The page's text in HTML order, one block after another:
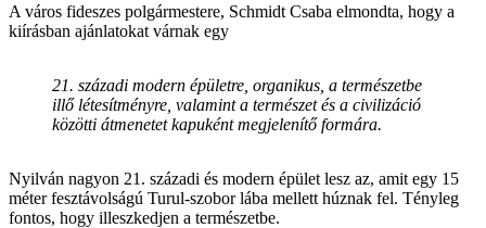
A város fideszes polgármestere, Schmidt Csaba elmondta, hogy a
kiírásban ajánlatokat várnak egy
21. századi modern épületre, organikus, a természetbe
illő létesítményre, valamint a természet és a civilizáció
közötti átmenetet kapuként megjelenítő formára.
Nyilván nagyon 21. századi és modern épület lesz az, amit egy 15
méter fesztávolságú Turul-szobor lába mellett húznak fel. Tényleg
fontos, hogy illeszkedjen a természetbe.